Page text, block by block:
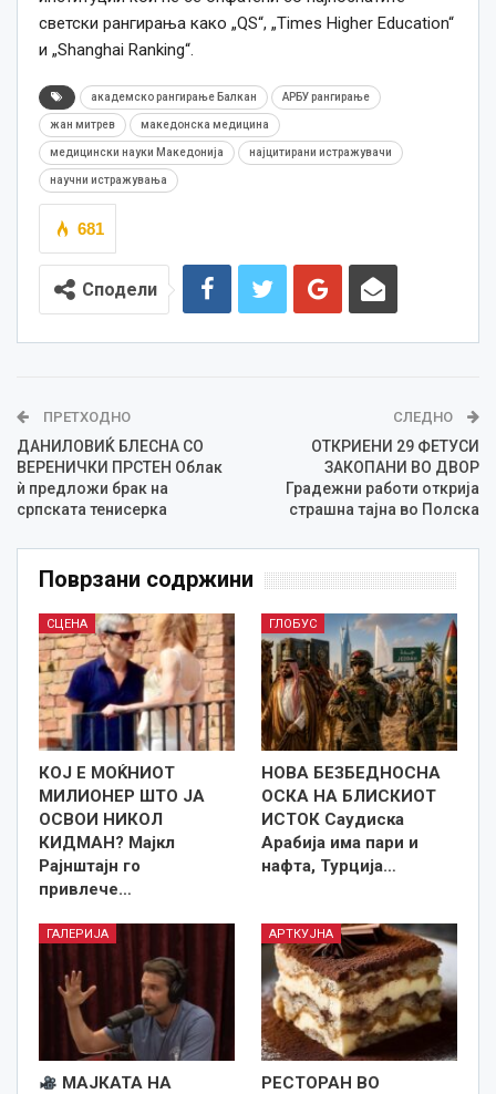
светски рангирања како „QS“, „Times Higher Education“
и „Shanghai Ranking“.
академско рангирање Балкан АРБУ рангирање
жан митрев македонска медицина
медицински науки Македонија најцитирани истражувачи
научни истражувања
681
Сподели
ПРЕТХОДНО
ДАНИЛОВИЌ БЛЕСНА СО
ВЕРЕНИЧКИ ПРСТЕН Облак
ѝ предложи брак на
српската тенисерка
СЛЕДНО
ОТКРИЕНИ 29 ФЕТУСИ
ЗАКОПАНИ ВО ДВОР
Градежни работи открија
страшна тајна во Полска
Поврзани содржини
СЦЕНА
КОЈ Е МОЌНИОТ
МИЛИОНЕР ШТО ЈА
ОСВОИ НИКОЛ
КИДМАН? Мајкл
Рајнштајн го
привлече…
ГЛОБУС
НОВА БЕЗБЕДНОСНА
ОСКА НА БЛИСКИОТ
ИСТОК Саудиска
Арабија има пари и
нафта, Турција…
ГАЛЕРИЈА
МАЈКАТА НА
АРТКУЈНА
РЕСТОРАН ВО